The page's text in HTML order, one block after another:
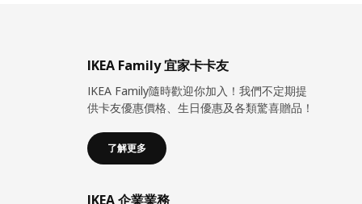
IKEA Family 宜家卡卡友
IKEA Family隨時歡迎你加入！我們不定期提
供卡友優惠價格、生日優惠及各類驚喜贈品！
了解更多
IKEA 企業業務